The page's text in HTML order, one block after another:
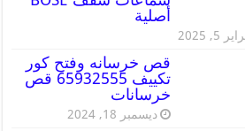
أصلية
5, 2025
قص خرسانه وفتح كور
تكييف 65932555 قص
خرسانات
ديسمبر 18, 2024